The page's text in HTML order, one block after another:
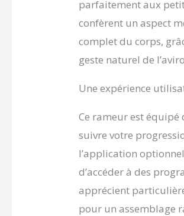
parfaitement aux
confèrent un aspect
complet du corps,
geste naturel de
Une expérience
Ce rameur est équipé
suivre votre
l’application
d’accéder à des
apprécient
pour un assemblage